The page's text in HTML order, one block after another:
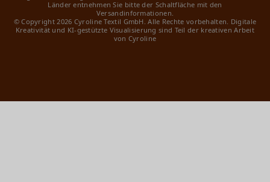
Länder entnehmen Sie bitte der Schaltfläche mit den
Versandinformationen.
© Copyright 2026 Cyroline Textil GmbH. Alle Rechte vorbehalten. Digitale
Kreativität und KI-gestützte Visualisierung sind Teil der kreativen Arbeit
von Cyroline